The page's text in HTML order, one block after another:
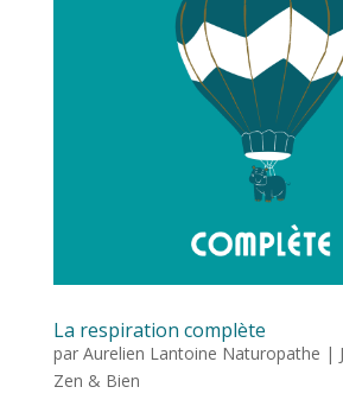
La respiration complète
par Aurelien Lantoine Naturopathe |
Zen & Bien